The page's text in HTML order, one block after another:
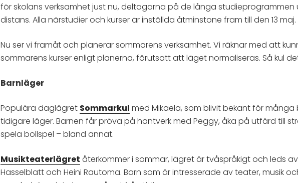
för skolans verksamhet just nu, deltagarna på de långa studieprogrammen
distans. Alla närstudier och kurser är inställda åtminstone fram till den 13 maj.
Nu ser vi framåt och planerar sommarens verksamhet. Vi räknar med att
sommarens kurser enligt planerna, förutsatt att läget normaliseras. Så kul
Barnläger
Populära daglägret Sommarkul med Mikaela, som blivit bekant för många
tidigare läger. Barnen får pröva på hantverk med Peggy, åka på utfärd till
spela bollspel – bland annat.
Musikteaterlägret återkommer i sommar, lägret är tvåspråkigt och leds
Hasselblatt och Heini Rautoma. Barn som är intresserade av teater, musik